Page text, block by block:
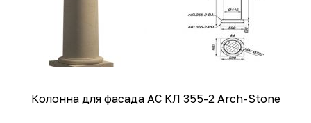
Колонна для фасада АС КЛ 355-2 Arch-Stone